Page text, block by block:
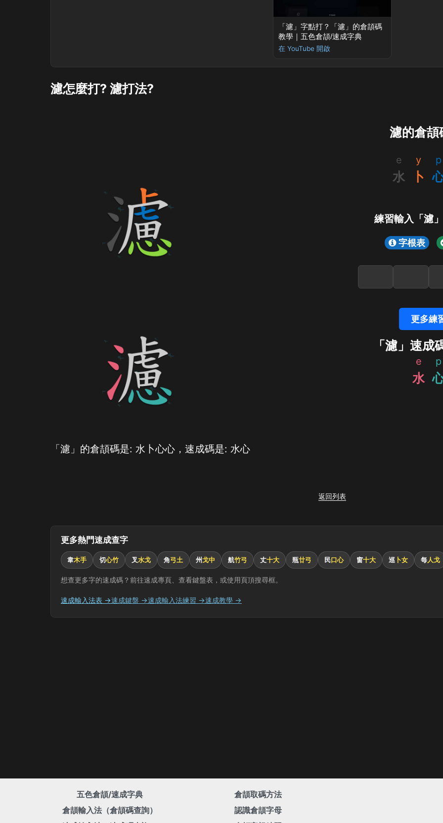
「濾」字點打？「濾」的倉頡碼
教學｜五色倉頡/速成字典
在 YouTube 開啟
濾怎麼打? 濾打法?
濾的倉頡
e
水
y
卜
p
練習輸入「濾
字根表
更多練
「濾」速成
e
水
p
「濾」的倉頡碼是: 水卜心心，速成碼是: 水心
返回列表
更多熱門速成查字
韋木手 切心竹 叉水戈 角弓土 州戈中 航竹弓 丈十大 瓶廿弓 民口心 窗十大 巡 卜女 每人戈
想查更多字的速成碼？前往速成專頁、查看鍵盤表，或使用頁頂搜尋框。
速成輸入法表 →速成鍵盤 →速成輸入法練習 →速成教學 →
五色倉頡/速成字典
倉頡輸入法（倉頡碼查詢）
倉頡取碼方法
認識倉頡字母